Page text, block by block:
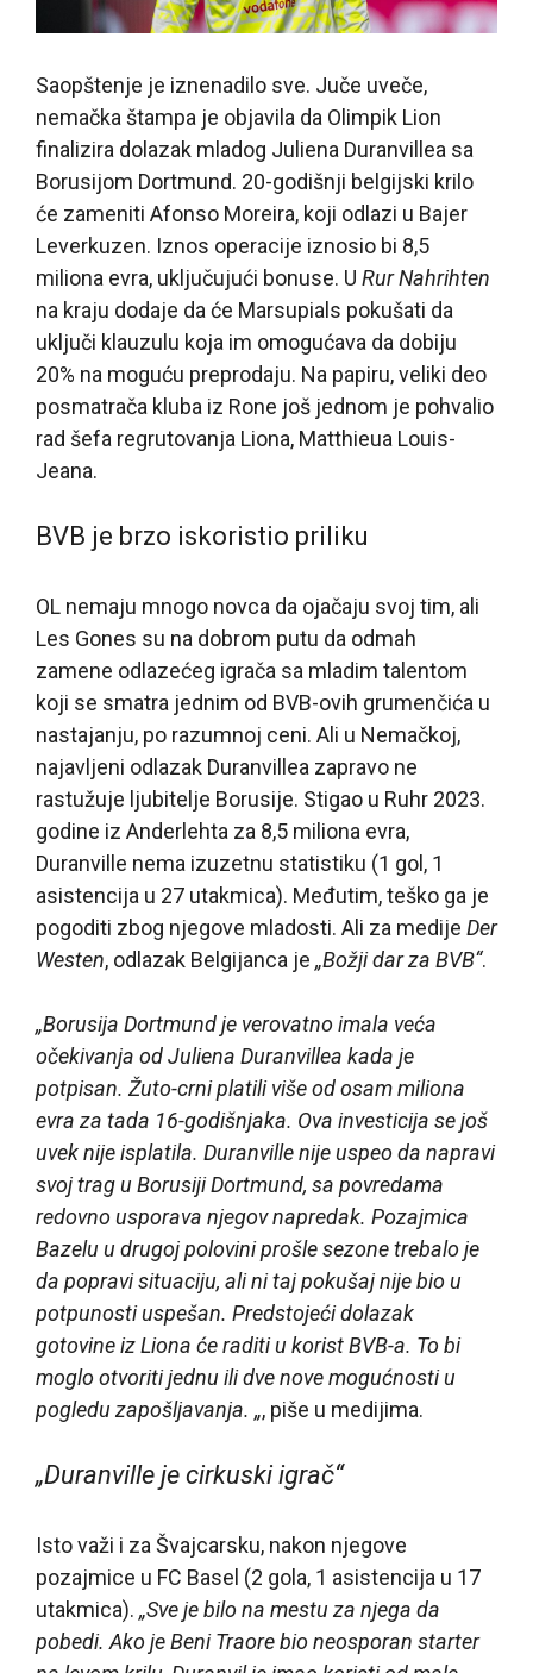
Saopštenje je iznenadilo sve. Juče uveče,
nemačka štampa je objavila da Olimpik Lion
finalizira dolazak mladog Juliena Duranvillea sa
Borusijom Dortmund. 20-godišnji belgijski krilo
će zameniti Afonso Moreira, koji odlazi u Bajer
Leverkuzen. Iznos operacije iznosio bi 8,5
miliona evra, uključujući bonuse. U Rur Nahrihten
na kraju dodaje da će Marsupials pokušati da
uključi klauzulu koja im omogućava da dobiju
20% na moguću preprodaju. Na papiru, veliki deo
posmatrača kluba iz Rone još jednom je pohvalio
rad šefa regrutovanja Liona, Matthieua Louis-
Jeana.
BVB je brzo iskoristio priliku
OL nemaju mnogo novca da ojačaju svoj tim, ali
Les Gones su na dobrom putu da odmah
zamene odlazećeg igrača sa mladim talentom
koji se smatra jednim od BVB-ovih grumenčića u
nastajanju, po razumnoj ceni. Ali u Nemačkoj,
najavljeni odlazak Duranvillea zapravo ne
rastužuje ljubitelje Borusije. Stigao u Ruhr 2023.
godine iz Anderlehta za 8,5 miliona evra,
Duranville nema izuzetnu statistiku (1 gol, 1
asistencija u 27 utakmica). Međutim, teško ga je
pogoditi zbog njegove mladosti. Ali za medije Der
Westen, odlazak Belgijanca je „Božji dar za BVB“.
„Borusija Dortmund je verovatno imala veća
očekivanja od Juliena Duranvillea kada je
potpisan. Žuto-crni platili više od osam miliona
evra za tada 16-godišnjaka. Ova investicija se još
uvek nije isplatila. Duranville nije uspeo da napravi
svoj trag u Borusiji Dortmund, sa povredama
redovno usporava njegov napredak. Pozajmica
Bazelu u drugoj polovini prošle sezone trebalo je
da popravi situaciju, ali ni taj pokušaj nije bio u
potpunosti uspešan. Predstojeći dolazak
gotovine iz Liona će raditi u korist BVB-a. To bi
moglo otvoriti jednu ili dve nove mogućnosti u
pogledu zapošljavanja. „, piše u medijima.
„Duranville je cirkuski igrač“
Isto važi i za Švajcarsku, nakon njegove
pozajmice u FC Basel (2 gola, 1 asistencija u 17
utakmica). „Sve je bilo na mestu za njega da
pobedi. Ako je Beni Traore bio neosporan starter